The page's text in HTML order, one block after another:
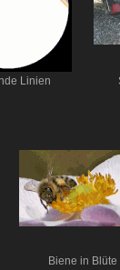
Linien
Biene in Blüte